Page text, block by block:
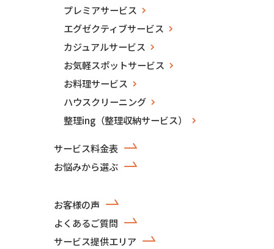
プレミアサービス
エグゼクティブサービス
カジュアルサービス
お気軽スポットサービス
お料理サービス
ハウスクリーニング
整理ing（整理収納サービス）
サービス料金表
お悩みから選ぶ
お客様の声
よくあるご質問
サービス提供エリア